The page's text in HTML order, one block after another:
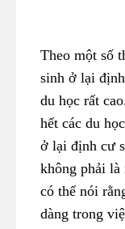
Theo một số
sinh ở lại
du học rất
hết các du
ở lại định cư
không phải
có thể nói
dàng trong